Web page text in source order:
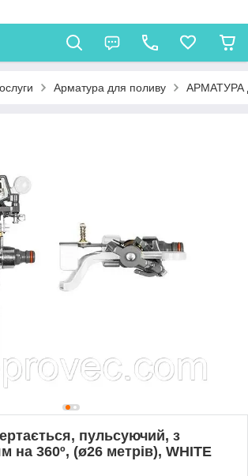
Арматура для поливу АРМАТУРА
пульсуючий, з
на 360º, (ø26 метрів), WHITE